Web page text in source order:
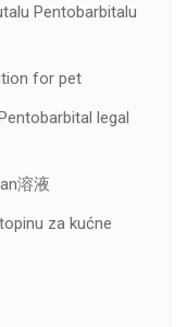
Pentobarbitalu
for pet
legal
溶液
za kućne